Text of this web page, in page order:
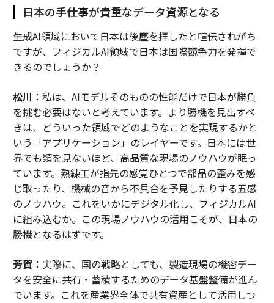
日本の手仕事が貴重なデータ資源となる
――生成AI領域において日本は後塵を拝したと喧伝されがち
ですが、フィジカルAI領域で日本は国際競争力を発揮で
きるのでしょうか？
松川 ：私は、AIモデルそのものの性能だけで日本が勝負
を挑む必要はないと考えています。より勝機を見出すべ
きは、どういった領域でどのようなことを実現するかと
いう「アプリケーション」のレイヤーです。日本には世
界でも類を見ないほど、高品質な現場のノウハウが眠っ
ています。熟練工が指先の感覚ひとつで部品の歪みを感
じ取ったり、機械の音から不具合を予見したりする五感
のノウハウ。これをいかにデジタル化し、フィジカルAI
に組み込むか。この現場ノウハウの活用こそが、日本の
勝機となるはずです。
芳賀 ：実際に、国の戦略としても、製造現場の機密デー
タを安全に共有・蓄積するためのデータ基盤整備が進ん
でいます。これを産業界全体で共有資産として活用しつ